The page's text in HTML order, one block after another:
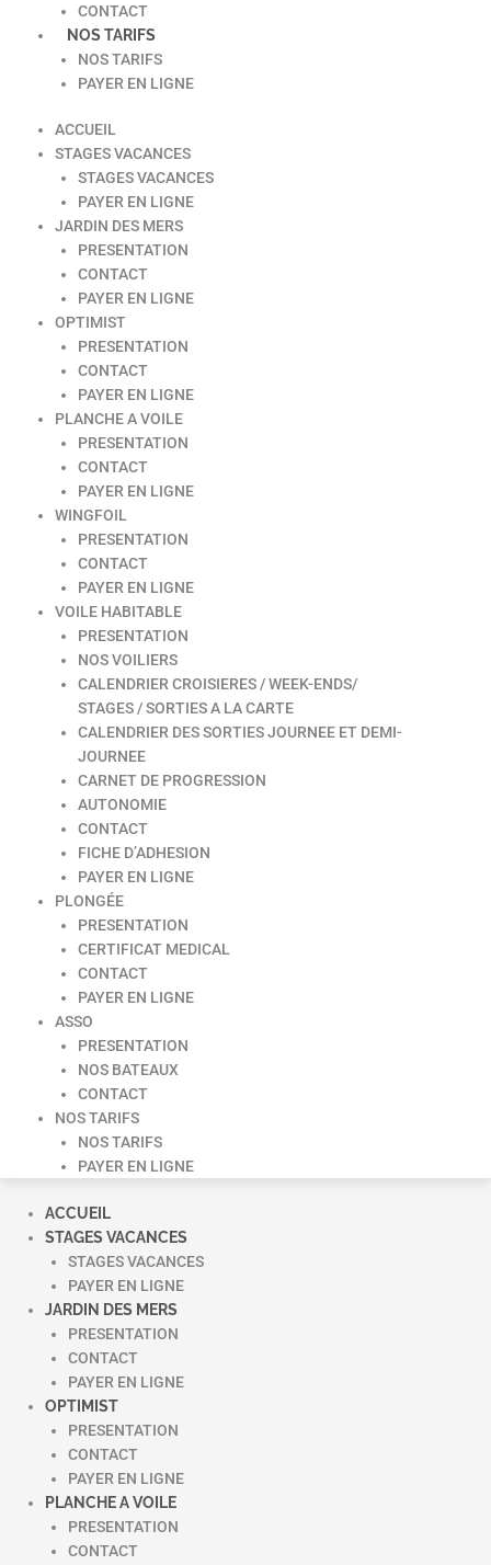
CONTACT
NOS TARIFS
NOS TARIFS
PAYER EN LIGNE
ACCUEIL
STAGES VACANCES
STAGES VACANCES
PAYER EN LIGNE
JARDIN DES MERS
PRESENTATION
CONTACT
PAYER EN LIGNE
OPTIMIST
PRESENTATION
CONTACT
PAYER EN LIGNE
PLANCHE A VOILE
PRESENTATION
CONTACT
PAYER EN LIGNE
WINGFOIL
PRESENTATION
CONTACT
PAYER EN LIGNE
VOILE HABITABLE
PRESENTATION
NOS VOILIERS
CALENDRIER CROISIERES / WEEK-ENDS/
STAGES / SORTIES A LA CARTE
CALENDRIER DES SORTIES JOURNEE ET DEMI-
JOURNEE
CARNET DE PROGRESSION
AUTONOMIE
CONTACT
FICHE D’ADHESION
PAYER EN LIGNE
PLONGÉE
PRESENTATION
CERTIFICAT MEDICAL
CONTACT
PAYER EN LIGNE
ASSO
PRESENTATION
NOS BATEAUX
CONTACT
NOS TARIFS
NOS TARIFS
PAYER EN LIGNE
ACCUEIL
STAGES VACANCES
STAGES VACANCES
PAYER EN LIGNE
JARDIN DES MERS
PRESENTATION
CONTACT
PAYER EN LIGNE
OPTIMIST
PRESENTATION
CONTACT
PAYER EN LIGNE
PLANCHE A VOILE
PRESENTATION
CONTACT